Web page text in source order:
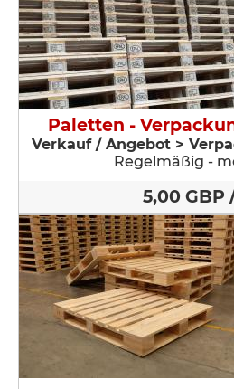
Paletten -
Verkauf / Angebot >
Regelmäßig -
5,00 GBP